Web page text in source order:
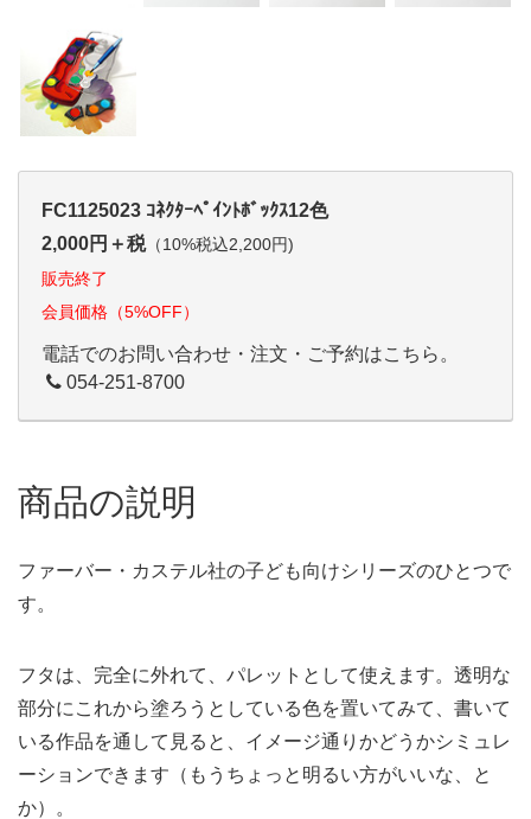
FC1125023 ｺﾈｸﾀｰﾍﾟｲﾝﾄﾎﾞｯｸｽ12色
2,000円＋税（10%税込2,200円)
販売終了
会員価格（5%OFF）
電話でのお問い合わせ・注文・ご予約はこちら。
054-251-8700
商品の説明
ファーバー・カステル社の子ども向けシリーズのひとつで
す。
フタは、完全に外れて、パレットとして使えます。透明な
部分にこれから塗ろうとしている色を置いてみて、書いて
いる作品を通して見ると、イメージ通りかどうかシミュレ
ーションできます（もうちょっと明るい方がいいな、と
か）。